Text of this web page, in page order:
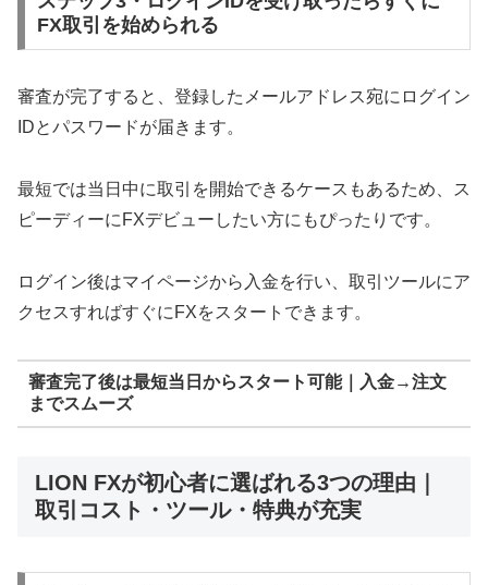
FX取引を始められる
審査が完了すると、登録したメールアドレス宛にログイン
IDとパスワードが届きます。
最短では当日中に取引を開始できるケースもあるため、ス
ピーディーにFXデビューしたい方にもぴったりです。
ログイン後はマイページから入金を行い、取引ツールにア
クセスすればすぐにFXをスタートできます。
審査完了後は最短当日からスタート可能｜入金→注文
までスムーズ
LION FXが初心者に選ばれる3つの理由｜
取引コスト・ツール・特典が充実